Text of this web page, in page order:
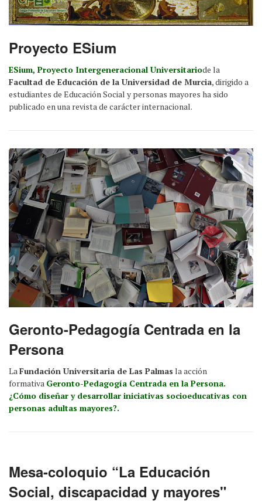
Proyecto ESium
ESium, Proyecto Intergeneracional Universitariode la
Facultad de Educación de la Universidad de Murcia, dirigido a
estudiantes de Educación Social y personas mayores ha sido
publicado en una revista de carácter internacional.
Geronto-Pedagogía Centrada en la
Persona
La Fundación Universitaria de Las Palmas la acción
formativa Geronto-Pedagogía Centrada en la Persona.
¿Cómo diseñar y desarrollar iniciativas socioeducativas con
personas adultas mayores?.
Mesa-coloquio “La Educación
Social, discapacidad y mayores"